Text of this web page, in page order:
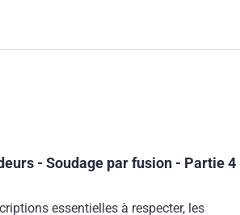
- Soudage par fusion - Partie 4
essentielles à respecter, les